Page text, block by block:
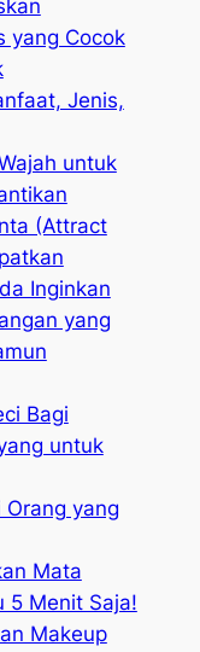
yang Cocok
Jenis,
untuk
(Attract
Inginkan
yang
Bagi
untuk
yang
Mata
5 Menit Saja!
Makeup